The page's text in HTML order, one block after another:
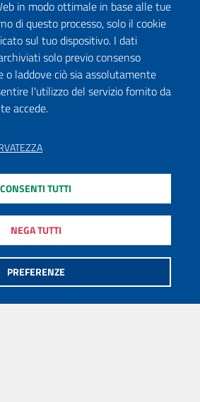
in modo ottimale in base alle tue
di questo processo, solo il cookie
sul tuo dispositivo. I dati
solo previo consenso
o laddove ciò sia assolutamente
l'utilizzo del servizio fornito da
accede.
PREFERENZE
NEGA TUTTI
CONSENTI TUTTI